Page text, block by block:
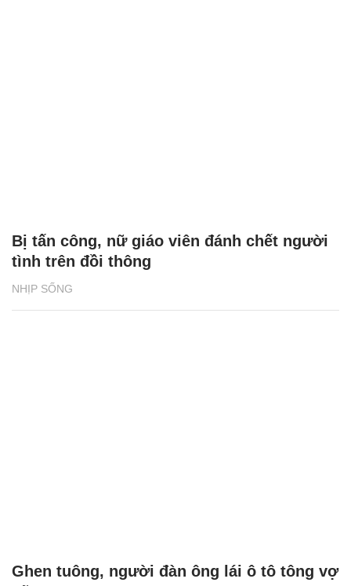
NHỊP SỐNG
Bị tấn công, nữ giáo viên đánh chết người
tình trên đồi thông
Ghen tuông, người đàn ông lái ô tô tông vợ